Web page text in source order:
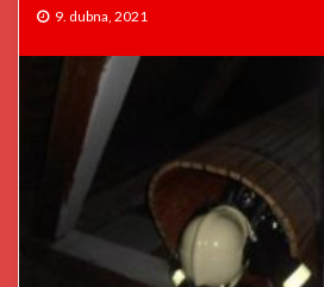
9. dubna, 2021